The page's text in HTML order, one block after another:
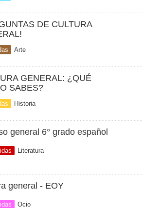
DE CULTURA
Arte
GENERAL: ¿QUÉ
SABES?
Historia
general 6° grado español
Literatura
general - EOY
Ocio